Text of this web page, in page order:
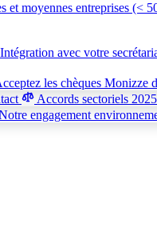
et moyennes entreprises (<
Intégration avec votre
les chèques Monizze
Accords sectoriels
engagement